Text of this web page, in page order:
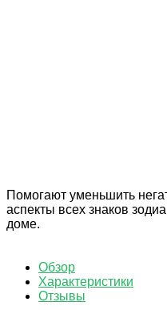
Помогают уменьшить
аспекты всех знаков
доме.
Обзор
Характеристики
Отзывы